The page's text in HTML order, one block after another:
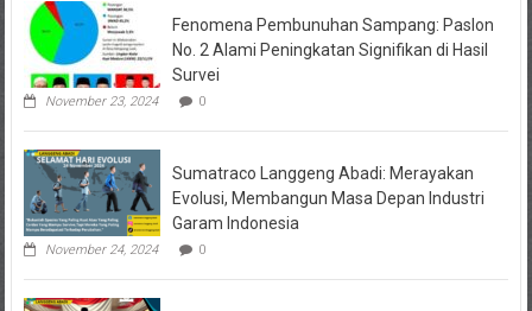
Fenomena Pembunuhan Sampang: Paslon
No. 2 Alami Peningkatan Signifikan di Hasil
Survei
November 23, 2024 0
Sumatraco Langgeng Abadi: Merayakan
Evolusi, Membangun Masa Depan Industri
Garam Indonesia
November 24, 2024 0